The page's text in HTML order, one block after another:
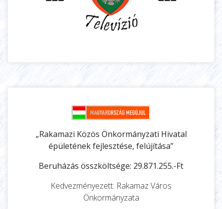
„Rakamazi Közös Önkormányzati Hivatal
épületének fejlesztése, felújítása”
Beruházás összköltsége: 29.871.255.-Ft
Kedvezményezett: Rakamaz Város
Önkormányzata